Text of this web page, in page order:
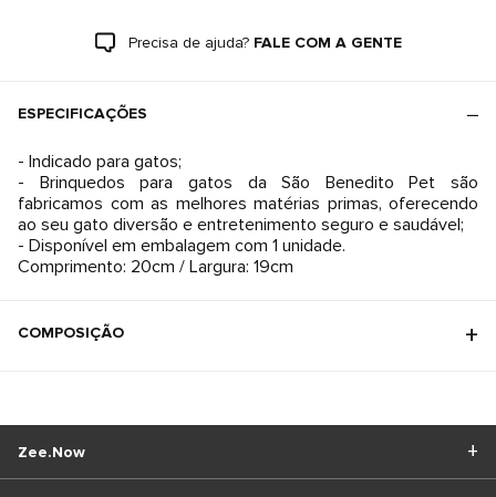
Precisa de ajuda? FALE COM A GENTE
ESPECIFICAÇÕES
- Indicado para gatos;
- Brinquedos para gatos da São Benedito Pet são
fabricamos com as melhores matérias primas, oferecendo
ao seu gato diversão e entretenimento seguro e saudável;
- Disponível em embalagem com 1 unidade.
Comprimento: 20cm / Largura: 19cm
COMPOSIÇÃO
Zee.Now